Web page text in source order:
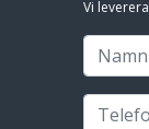
Vi